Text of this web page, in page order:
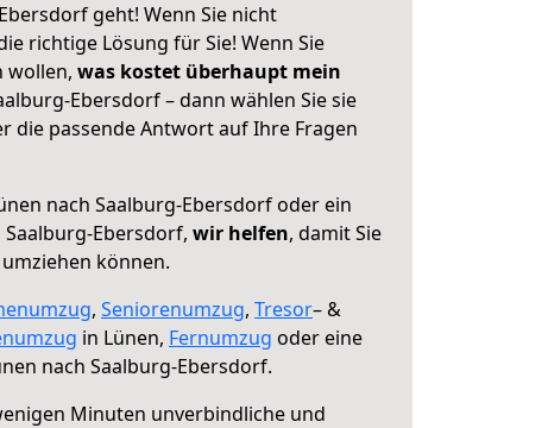
geht! Wenn Sie nicht
richtige Lösung für Sie! Wenn Sie
wollen, was kostet überhaupt mein
Ebersdorf – dann wählen Sie sie
die passende Antwort auf Ihre Fragen
nach Saalburg-Ebersdorf oder ein
Ebersdorf, wir helfen, damit Sie
können.
, Seniorenumzug, Tresor– &
in Lünen, Fernumzug oder eine
nach Saalburg-Ebersdorf.
Minuten unverbindliche und